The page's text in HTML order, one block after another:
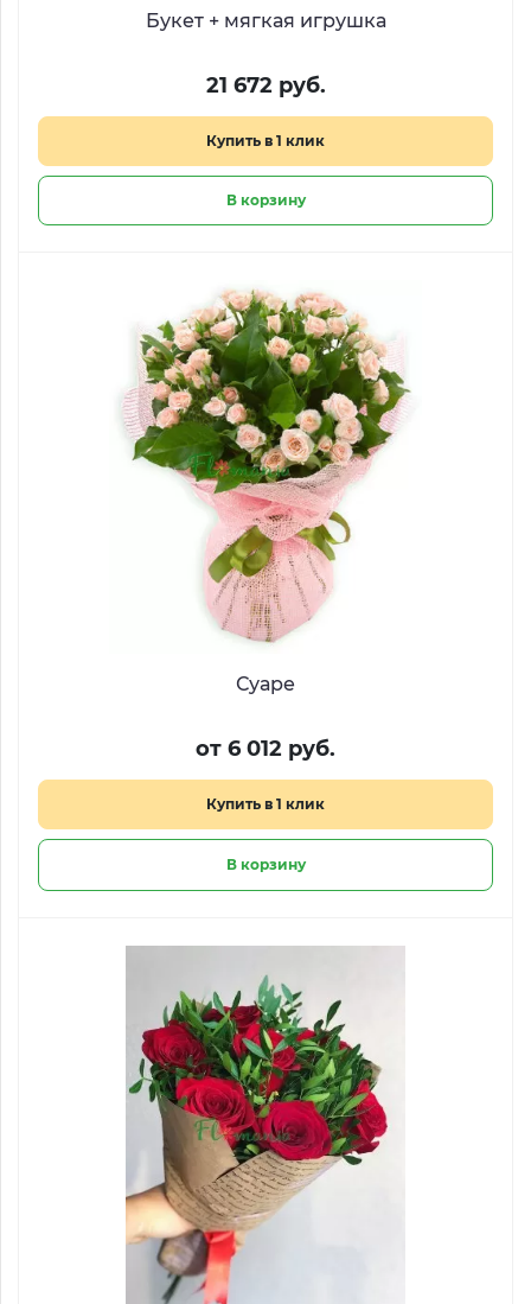
Букет + мягкая игрушка
21 672 руб.
Купить в 1 клик
В корзину
Суаре
от 6 012 руб.
Купить в 1 клик
В корзину